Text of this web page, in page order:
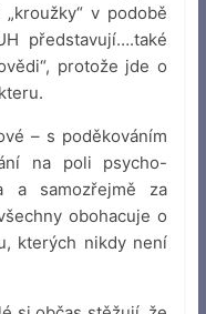
v podobě
představují….také
protože jde o
– s poděkováním
na poli psycho-
a samozřejmě za
obohacuje o
kterých nikdy není